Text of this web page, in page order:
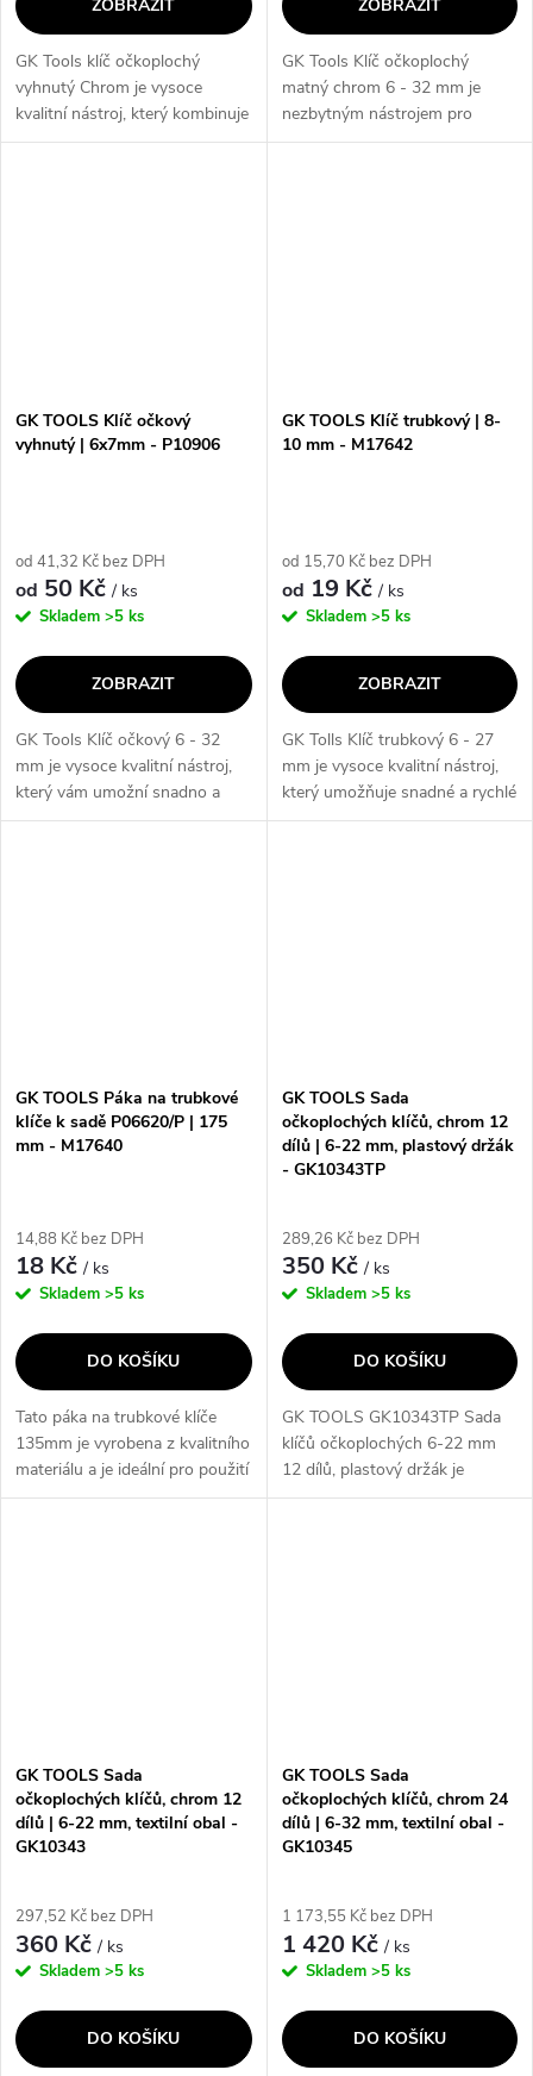
ZOBRAZIT
GK Tools klíč očkoplochý
vyhnutý Chrom je vysoce
kvalitní nástroj, který kombinuje
očkoplochý tvar s vyhnutým
ZOBRAZIT
GK Tools Klíč očkoplochý
matný chrom 6 - 32 mm je
nezbytným nástrojem pro
každého profesionálního
GK TOOLS Klíč očkový
vyhnutý | 6x7mm - P10906
od 41,32 Kč bez DPH
od 50 Kč/ ks
Skladem >5 ks
ZOBRAZIT
GK Tools Klíč očkový 6 - 32
mm je vysoce kvalitní nástroj,
který vám umožní snadno a
rychle utahovat a povolovat
GK TOOLS Klíč trubkový | 8-
10 mm - M17642
od 15,70 Kč bez DPH
od 19 Kč/ ks
Skladem >5 ks
ZOBRAZIT
GK Tolls Klíč trubkový 6 - 27
mm je vysoce kvalitní nástroj,
který umožňuje snadné a rychlé
utahování a povolování
GK TOOLS Páka na trubkové
klíče k sadě P06620/P | 175
mm - M17640
14,88 Kč bez DPH
18 Kč/ ks
Skladem >5 ks
DO KOŠÍKU
Tato páka na trubkové klíče
135mm je vyrobena z kvalitního
materiálu a je ideální pro použití
při opravách a montážích. Díky
GK TOOLS Sada
očkoplochých klíčů, chrom 12
dílů | 6-22 mm, plastový držák
- GK10343TP
289,26 Kč bez DPH
350 Kč/ ks
Skladem >5 ks
DO KOŠÍKU
GK TOOLS GK10343TP Sada
klíčů očkoplochých 6-22 mm
12 dílů, plastový držák je
kompletní sada očkoplochých
GK TOOLS Sada
očkoplochých klíčů, chrom 12
dílů | 6-22 mm, textilní obal -
GK10343
297,52 Kč bez DPH
360 Kč/ ks
Skladem >5 ks
DO KOŠÍKU
GK TOOLS Sada
očkoplochých klíčů, chrom 24
dílů | 6-32 mm, textilní obal -
GK10345
1 173,55 Kč bez DPH
1 420 Kč/ ks
Skladem >5 ks
DO KOŠÍKU